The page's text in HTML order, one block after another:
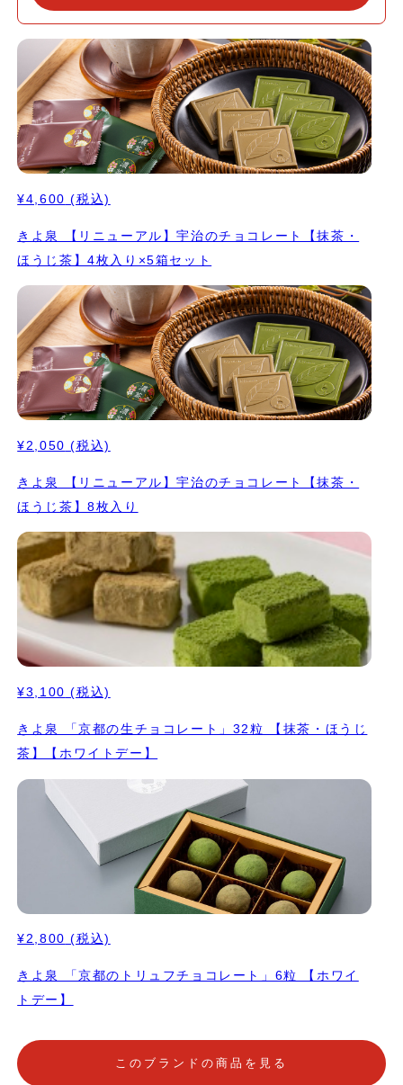
みいただけるのは石臼挽きならではの特徴です。 原料に通常のほ
うじ茶とは違う、一番茶の茎の部分を独自の焙煎方法の「砂炒り焙
煎」で炒ったオリジナルの茎ほうじ茶を使用することで甘みが強
く、茎の持ち味が生かされた独特の香ばしさを感じていただける一
品となりました。 高級感のある京都きよ泉オリジナルの箔押しの
パッケージでお届けいたします。"
¥4,600 (税込)
きよ泉 【リニューアル】宇治のチョコレート【抹茶・
ほうじ茶】4枚入り×5箱セット
¥2,050 (税込)
きよ泉 【リニューアル】宇治のチョコレート【抹茶・
ほうじ茶】8枚入り
¥3,100 (税込)
きよ泉 「京都の生チョコレート」32粒 【抹茶・ほうじ
茶】【ホワイトデー】
¥2,800 (税込)
きよ泉 「京都のトリュフチョコレート」6粒 【ホワイ
トデー】
このブランドの商品を見る